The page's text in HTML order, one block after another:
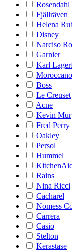
Rosendahl
Fjällräven
Helena
Disney
Narciso
Garnier
Karl
Boss
Le Creuset
Acne
Kevin
Fred Perry
Oakley
Persol
Hummel
Rains
Nina Ricci
Cacharel
Nomess
Carrera
Casio
Stelton
Kerastase